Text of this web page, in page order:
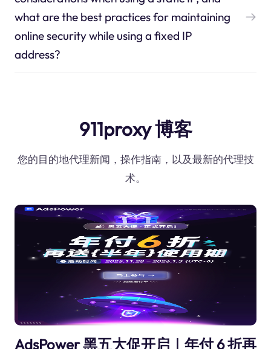
what are the best practices for maintaining
online security while using a fixed IP
address?
911proxy 博客
您的目的地代理新闻，操作指南，以及最新的代理技
术。
AdsPower 黑五大促开启｜年付 6 折再